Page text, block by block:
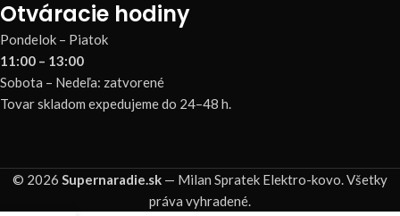
Otváracie hodiny
Pondelok – Piatok
11:00 – 13:00
Sobota – Nedeľa: zatvorené
Tovar skladom expedujeme do 24–48 h.
© 2026 Supernaradie.sk — Milan Spratek Elektro-kovo. Všetky
práva vyhradené.